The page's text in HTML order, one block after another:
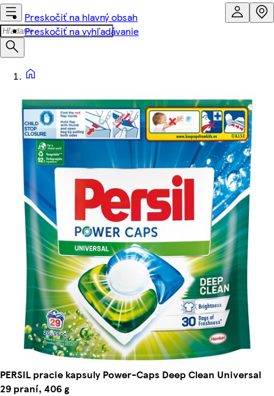
Preskočiť na hlavný obsah
Preskočiť na vyhľadávanie
PERSIL pracie kapsuly Power-Caps Deep Clean Universal
29 praní, 406 g